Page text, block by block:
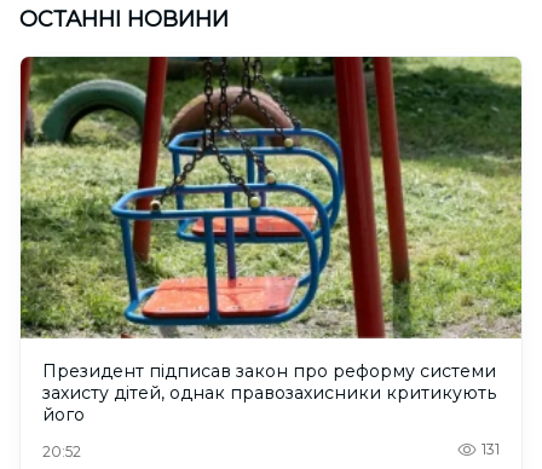
ОСТАННІ НОВИНИ
Президент підписав закон про реформу системи
захисту дітей, однак правозахисники критикують
його
20:52 131